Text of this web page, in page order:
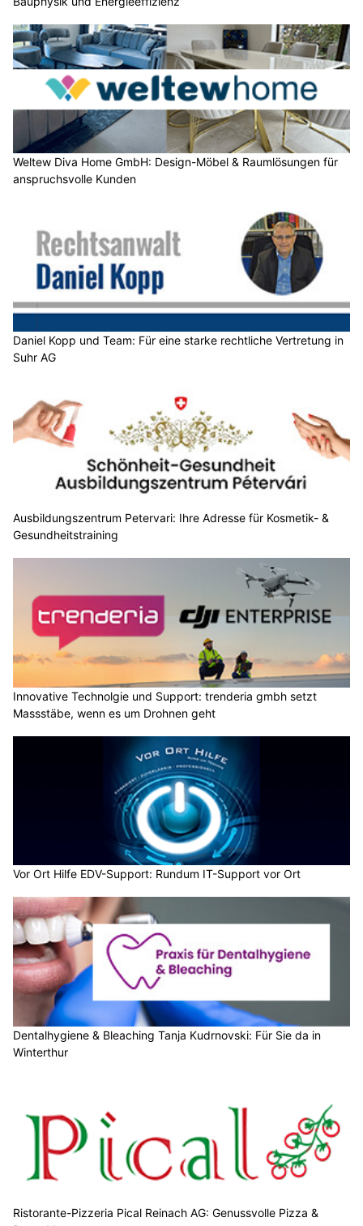
Weltew Diva Home GmbH: Design-Möbel & Raumlösungen für
anspruchsvolle Kunden
Daniel Kopp und Team: Für eine starke rechtliche Vertretung in
Suhr AG
Ausbildungszentrum Petervari: Ihre Adresse für Kosmetik- &
Gesundheitstraining
Innovative Technolgie und Support: trenderia gmbh setzt
Massstäbe, wenn es um Drohnen geht
Vor Ort Hilfe EDV-Support: Rundum IT-Support vor Ort
Dentalhygiene & Bleaching Tanja Kudrnovski: Für Sie da in
Winterthur
Ristorante-Pizzeria Pical Reinach AG: Genussvolle Pizza &